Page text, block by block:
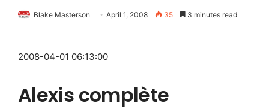
Blake Masterson April 1, 2008 35 3 minutes read
2008-04-01 06:13:00
Alexis complète